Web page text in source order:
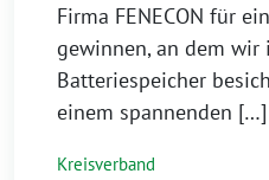
Firma FENECON für
gewinnen, an dem wir
Batteriespeicher
einem spannenden […]
Kreisverband